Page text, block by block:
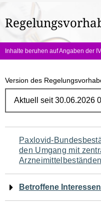
hier:
Inhalte beruhen auf Angaben der
Version des
Navigation
für
den
Seiteninhalt
Paxlovid-
den Umgang mit
Arzneimittelbeständen
Betroffene